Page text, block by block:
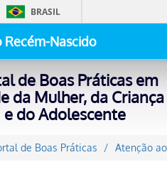
BRASIL
Recém-Nascido
de Boas Práticas em
da Mulher, da Criança
e do Adolescente
de Boas Práticas Atenção